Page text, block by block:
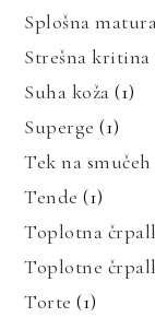
Splošna
Strešna kritina
Suha koža (1)
Superge (1)
Tek na smučeh
Tende (1)
Toplotna
Toplotne
Torte (1)